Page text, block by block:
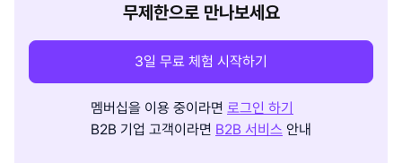
무제한으로 만나보세요
3일 무료 체험 시작하기
멤버십을 이용 중이라면 로그인 하기
B2B 기업 고객이라면 B2B 서비스 안내